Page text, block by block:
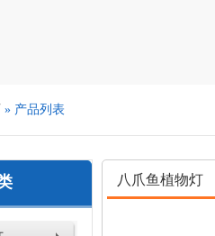
» 产品列表
八爪鱼植物灯